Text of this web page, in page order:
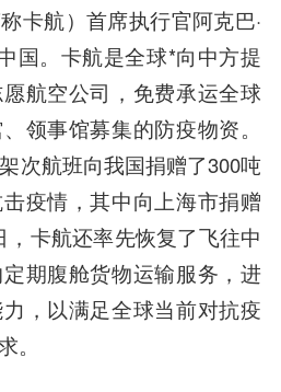
卡航）首席执行官阿克巴·
国。卡航是全球*向中方提
航空公司，免费承运全球
领事馆募集的防疫物资。
次航班向我国捐赠了300吨
疫情，其中向上海市捐赠
，卡航还率先恢复了飞往中
期腹舱货物运输服务，进
，以满足全球当前对抗疫
。